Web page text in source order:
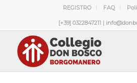
REGISTRO FAQ
[+39] 0322847211 |